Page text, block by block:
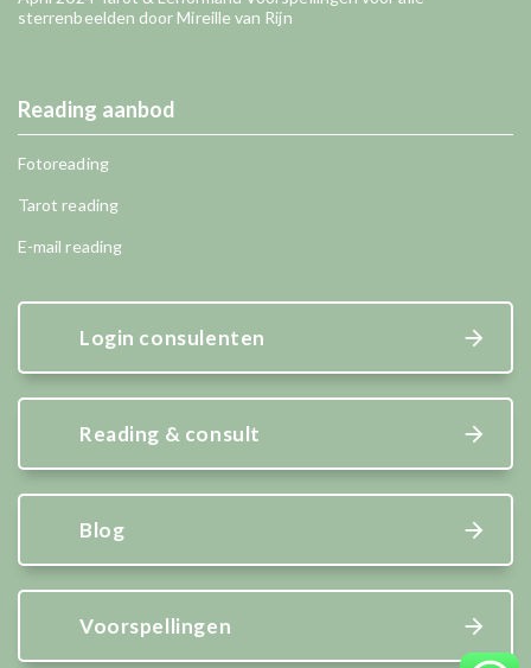
sterrenbeelden door Mireille van Rijn
Reading aanbod
Fotoreading
Tarot reading
E-mail reading
Login consulenten
Reading & consult
Blog
Voorspellingen